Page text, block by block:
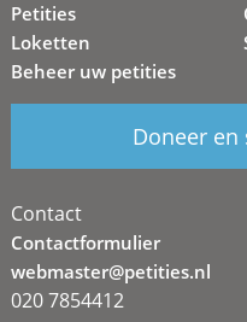
Petities
Loketten
Beheer uw petities
Doneer en
Contact
Contactformulier
webmaster@petities.nl
020 7854412